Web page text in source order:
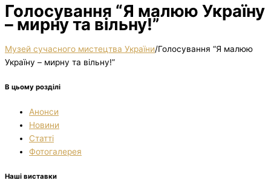
Голосування “Я малюю Україну
– мирну та вільну!”
Музей сучасного мистецтва України/Голосування “Я малюю
Україну – мирну та вільну!”
В цьому розділі
Анонси
Новини
Статті
Фотогалерея
Наші виставки